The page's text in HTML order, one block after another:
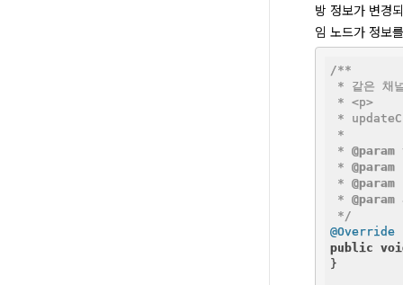
방 정보가 변경
임 노드가 정보
/**
* 같은 채
* <p>
*
*
* @param
* @param
* @param
* @param
*/
@Override
public
}